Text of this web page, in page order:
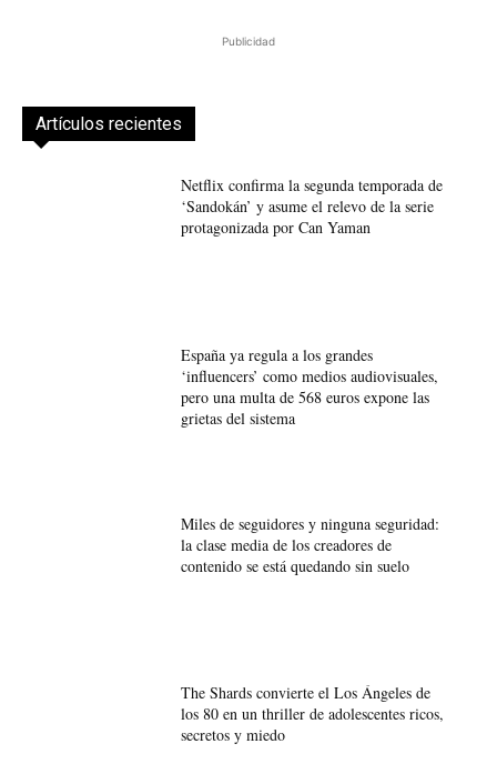
Publicidad
Artículos recientes
Netflix confirma la segunda temporada de
‘Sandokán’ y asume el relevo de la serie
protagonizada por Can Yaman
España ya regula a los grandes
‘influencers’ como medios audiovisuales,
pero una multa de 568 euros expone las
grietas del sistema
Miles de seguidores y ninguna seguridad:
la clase media de los creadores de
contenido se está quedando sin suelo
The Shards convierte el Los Ángeles de
los 80 en un thriller de adolescentes ricos,
secretos y miedo